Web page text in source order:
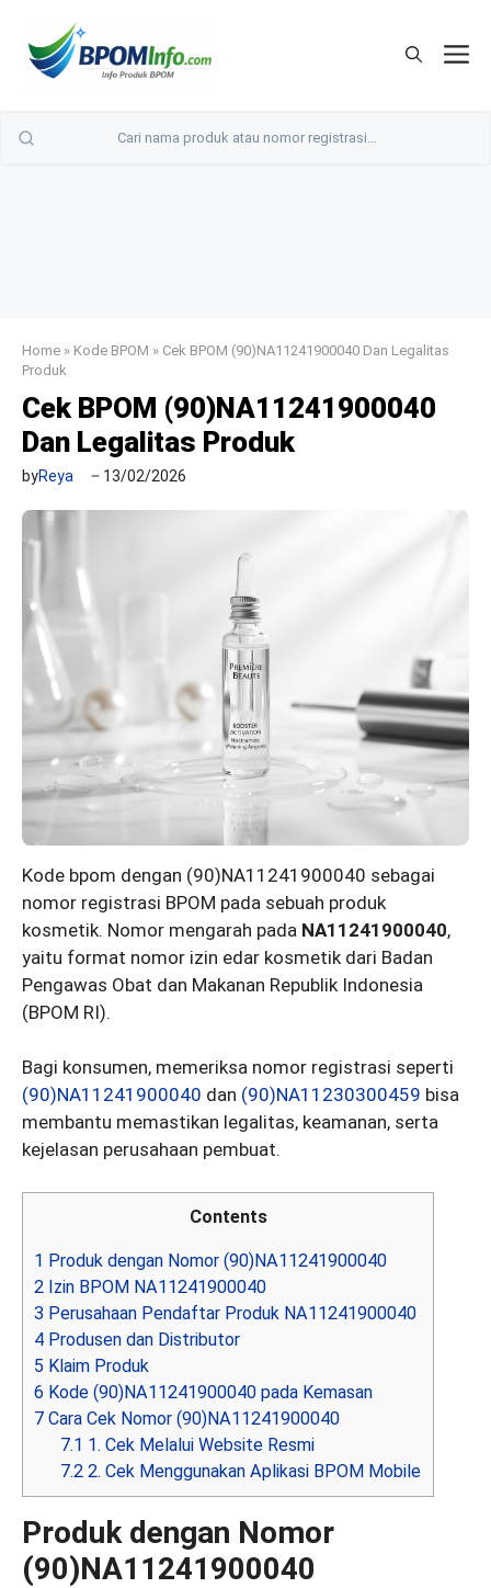
Home » Kode BPOM » Cek BPOM (90)NA11241900040 Dan Legalitas
Produk
Cek BPOM (90)NA11241900040
Dan Legalitas Produk
byReya 13/02/2026
Kode bpom dengan (90)NA11241900040 sebagai
nomor registrasi BPOM pada sebuah produk
kosmetik. Nomor mengarah pada NA11241900040,
yaitu format nomor izin edar kosmetik dari Badan
Pengawas Obat dan Makanan Republik Indonesia
(BPOM RI).
Bagi konsumen, memeriksa nomor registrasi seperti
(90)NA11241900040 dan (90)NA11230300459 bisa
membantu memastikan legalitas, keamanan, serta
kejelasan perusahaan pembuat.
Contents
1 Produk dengan Nomor (90)NA11241900040
2 Izin BPOM NA11241900040
3 Perusahaan Pendaftar Produk NA11241900040
4 Produsen dan Distributor
5 Klaim Produk
6 Kode (90)NA11241900040 pada Kemasan
7 Cara Cek Nomor (90)NA11241900040
7.1 1. Cek Melalui Website Resmi
7.2 2. Cek Menggunakan Aplikasi BPOM Mobile
Produk dengan Nomor
(90)NA11241900040